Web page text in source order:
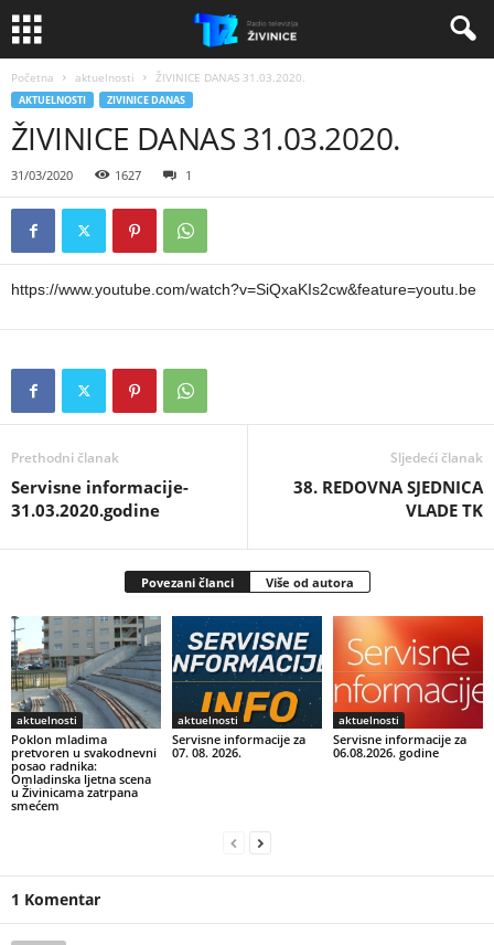
Početna aktuelnosti ŽIVINICE DANAS 31.03.2020.
AKTUELNOSTI ZIVINICE DANAS
ŽIVINICE DANAS 31.03.2020.
31/03/2020 1627 1
https://www.youtube.com/watch?v=SiQxaKIs2cw&feature=youtu.be
Prethodni članak
Servisne informacije-
31.03.2020.godine
Sljedeći članak
38. REDOVNA SJEDNICA
VLADE TK
Povezani članci Više od autora
aktuelnosti
Poklon mladima
pretvoren u svakodnevni
posao radnika:
Omladinska ljetna scena
u Živinicama zatrpana
smećem
aktuelnosti
Servisne informacije za
07. 08. 2026.
aktuelnosti
Servisne informacije za
06.08.2026. godine
1 Komentar